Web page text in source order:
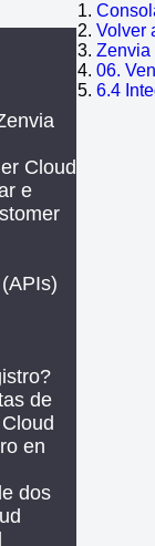
Volver
Zenvia
06.
6.4
Cloud
e
de
en
dos